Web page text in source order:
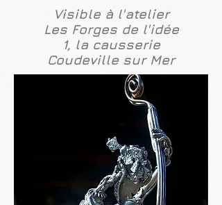
Visible à l'atelier
Les Forges de l'idée
1, la causserie
Coudeville sur Mer